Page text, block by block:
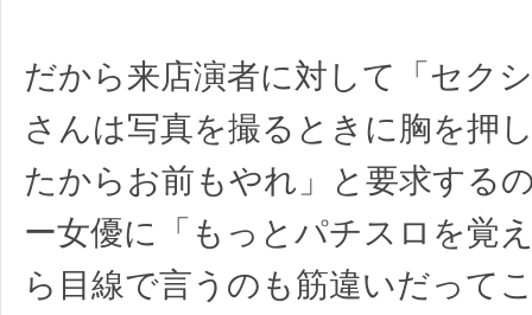
だから来店演者に対して「セク
さんは写真を撮るときに胸を押
たからお前もやれ」と要求する
ー女優に「もっとパチスロを覚
ら目線で言うのも筋違いだって